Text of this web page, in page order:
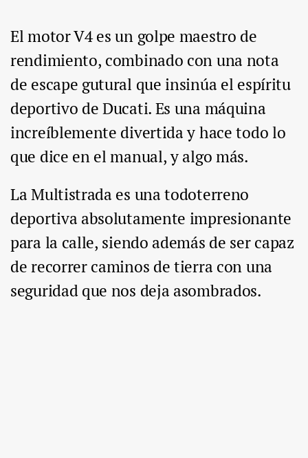
El motor V4 es un golpe maestro de
rendimiento, combinado con una nota
de escape gutural que insinúa el espíritu
deportivo de Ducati. Es una máquina
increíblemente divertida y hace todo lo
que dice en el manual, y algo más.
La Multistrada es una todoterreno
deportiva absolutamente impresionante
para la calle, siendo además de ser capaz
de recorrer caminos de tierra con una
seguridad que nos deja asombrados.